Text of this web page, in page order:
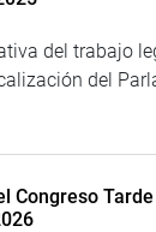
del trabajo
del
Congreso